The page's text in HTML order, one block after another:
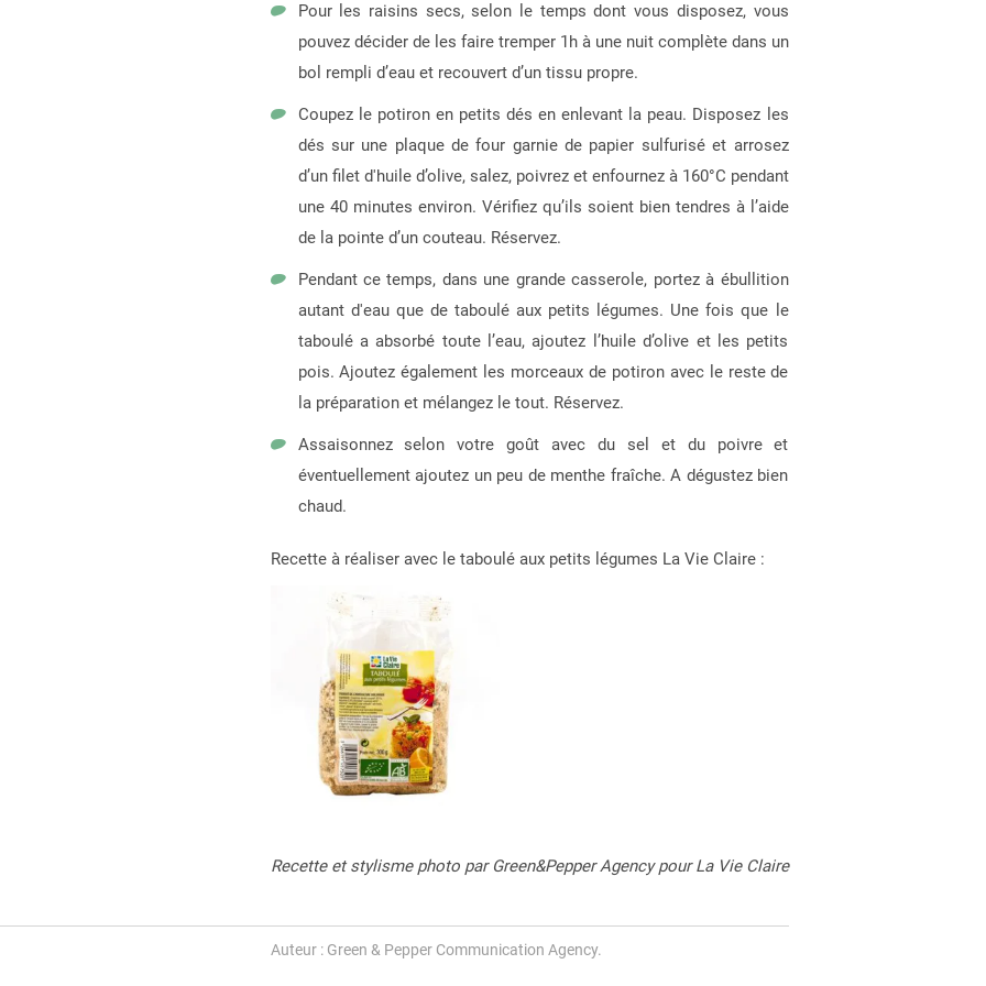
Pour les raisins secs, selon le temps dont vous disposez, vous
pouvez décider de les faire tremper 1h à une nuit complète dans un
bol rempli d’eau et recouvert d’un tissu propre.
Coupez le potiron en petits dés en enlevant la peau. Disposez les
dés sur une plaque de four garnie de papier sulfurisé et arrosez
d’un filet d'huile d’olive, salez, poivrez et enfournez à 160°C pendant
une 40 minutes environ. Vérifiez qu’ils soient bien tendres à l’aide
de la pointe d’un couteau. Réservez.
Pendant ce temps, dans une grande casserole, portez à ébullition
autant d'eau que de taboulé aux petits légumes. Une fois que le
taboulé a absorbé toute l’eau, ajoutez l’huile d’olive et les petits
pois. Ajoutez également les morceaux de potiron avec le reste de
la préparation et mélangez le tout. Réservez.
Assaisonnez selon votre goût avec du sel et du poivre et
éventuellement ajoutez un peu de menthe fraîche. A dégustez bien
chaud.
Recette à réaliser avec le taboulé aux petits légumes La Vie Claire :
Recette et stylisme photo par Green&Pepper Agency pour La Vie Claire
Auteur : Green & Pepper Communication Agency.